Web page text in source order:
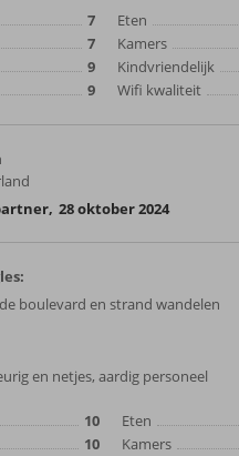
7
7
9
9
Eten
Kamers
Kindvriendelijk
Wifi kwaliteit
, 28 oktober 2024
boulevard en strand wandelen
en netjes, aardig personeel
10
10
Eten
Kamers